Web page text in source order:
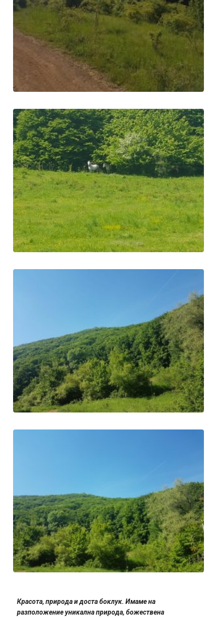
Красота, природа и доста боклук. Имаме на
разположение уникална природа, божествена